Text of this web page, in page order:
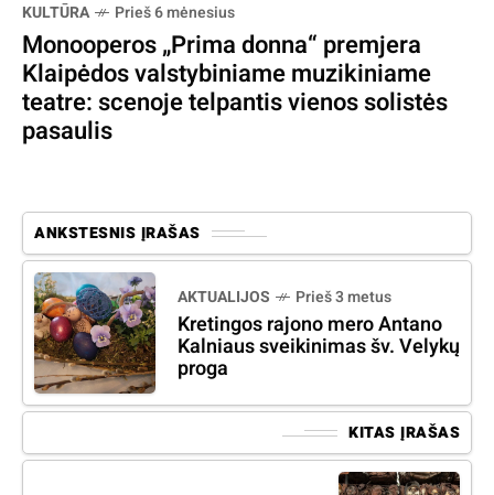
KULTŪRA Prieš 6 mėnesius
Monooperos „Prima donna“ premjera
Klaipėdos valstybiniame muzikiniame
teatre: scenoje telpantis vienos solistės
pasaulis
ANKSTESNIS ĮRAŠAS
AKTUALIJOS Prieš 3 metus
Kretingos rajono mero Antano
Kalniaus sveikinimas šv. Velykų
proga
KITAS ĮRAŠAS